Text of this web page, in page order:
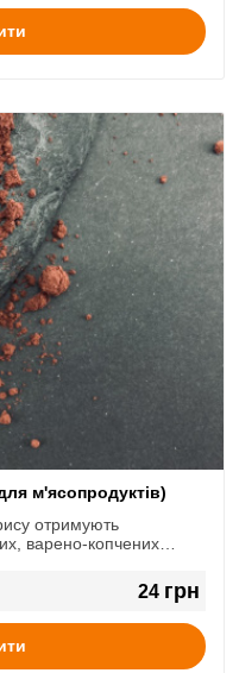
м'ясопродуктів)
отримують
варено-копчених
24 грн